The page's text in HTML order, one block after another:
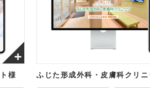
様 ふじた形成外科・皮膚科クリニ